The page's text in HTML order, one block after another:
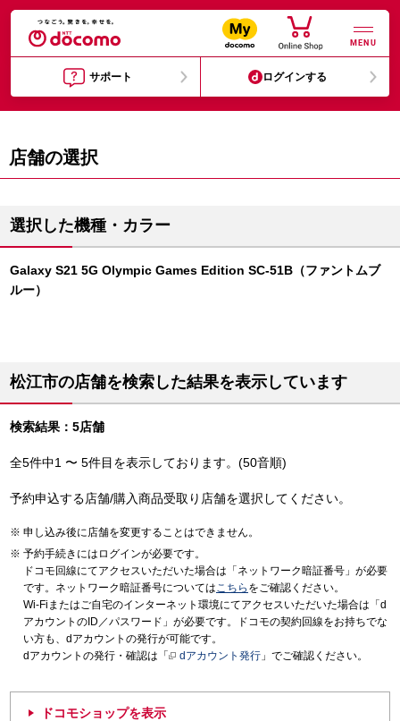
MENU
サポート ログインする
店舗の選択
選択した機種・カラー
Galaxy S21 5G Olympic Games Edition SC-51B（ファントムブ
ルー）
松江市の店舗を検索した結果を表示しています
検索結果：5店舗
全5件中1 〜 5件目を表示しております。(50音順)
予約申込する店舗/購入商品受取り店舗を選択してください。
申し込み後に店舗を変更することはできません。
予約手続きにはログインが必要です。
ドコモ回線にてアクセスいただいた場合は「ネットワーク暗証番号」が必要
です。ネットワーク暗証番号についてはこちら をご確認ください。
Wi-Fiまたはご自宅のインターネット環境にてアクセスいただいた場合は「d
アカウントのID／パスワード」が必要です。ドコモの契約回線をお持ちでな
い方も、dアカウントの発行が可能です。
dアカウントの発行・確認は「
dアカウント発行 」でご確認ください。
ドコモショップを表示